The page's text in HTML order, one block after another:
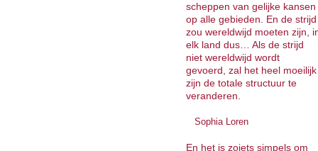
scheppen van gelijke kansen
op alle gebieden. En de strijd
zou wereldwijd moeten zijn,
elk land dus… Als de strijd
niet wereldwijd wordt
gevoerd, zal het heel moeilijk
zijn de totale structuur te
veranderen.
Sophia Loren
En het is zoiets simpels om